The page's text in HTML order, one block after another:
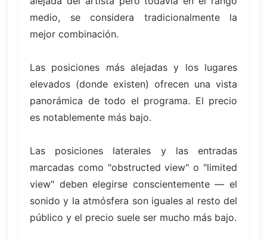
medio, se considera tradicionalmente la
mejor combinación.
Las posiciones más alejadas y los lugares
elevados (donde existen) ofrecen una vista
panorámica de todo el programa. El precio
es notablemente más bajo.
Las posiciones laterales y las entradas
marcadas como "obstructed view" o "limited
view" deben elegirse conscientemente — el
sonido y la atmósfera son iguales al resto del
público y el precio suele ser mucho más bajo.